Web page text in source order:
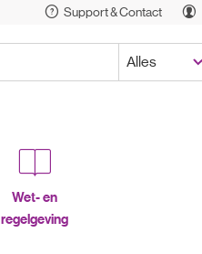
Support & Contact
Wet- en
regelgeving